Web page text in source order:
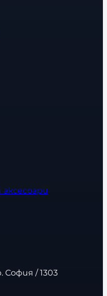
София / 1303